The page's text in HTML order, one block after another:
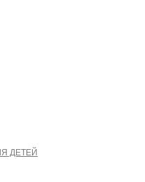
ДЕТЕЙ